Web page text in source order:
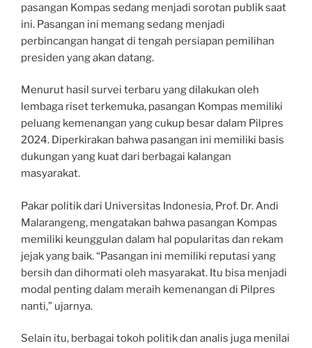
pasangan Kompas sedang menjadi sorotan publik saat
ini. Pasangan ini memang sedang menjadi
perbincangan hangat di tengah persiapan pemilihan
presiden yang akan datang.
Menurut hasil survei terbaru yang dilakukan oleh
lembaga riset terkemuka, pasangan Kompas memiliki
peluang kemenangan yang cukup besar dalam Pilpres
2024. Diperkirakan bahwa pasangan ini memiliki basis
dukungan yang kuat dari berbagai kalangan
masyarakat.
Pakar politik dari Universitas Indonesia, Prof. Dr. Andi
Malarangeng, mengatakan bahwa pasangan Kompas
memiliki keunggulan dalam hal popularitas dan rekam
jejak yang baik. “Pasangan ini memiliki reputasi yang
bersih dan dihormati oleh masyarakat. Itu bisa menjadi
modal penting dalam meraih kemenangan di Pilpres
nanti,” ujarnya.
Selain itu, berbagai tokoh politik dan analis juga menilai